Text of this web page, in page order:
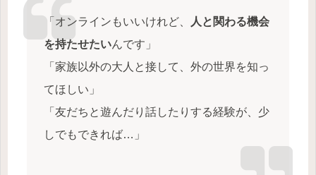
「オンラインもいいけれど、
人と関わる機会
を持たせたいんです」
「家族以外の大人と接して、外の世界を知っ
てほしい」
「友だちと遊んだり話したりする経験が、少
しでもできれば…」